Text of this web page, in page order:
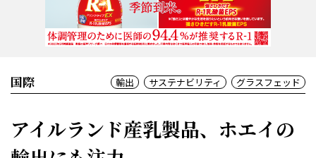
国際 輸出 サステナビリティ グラスフェッド
アイルランド産乳製品、ホエイの